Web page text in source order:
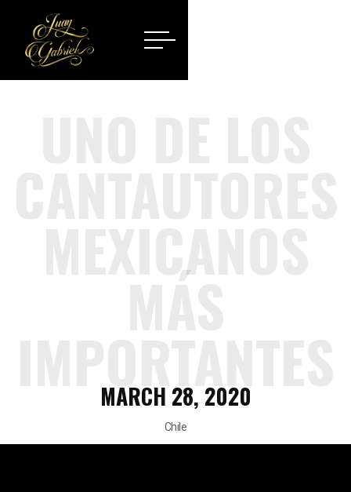
MEXICANOS
MARCH 28, 2020
Chile